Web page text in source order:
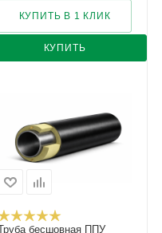
КУПИТЬ
КУПИТЬ В 1 КЛИК
бесшовная ППУ